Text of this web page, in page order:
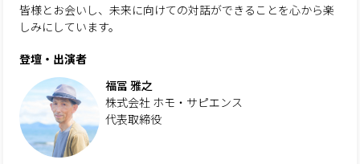
皆様とお会いし、未来に向けての対話ができることを心から楽
しみにしています。
登壇・出演者
福冨 雅之
株式会社 ホモ・サピエンス
代表取締役